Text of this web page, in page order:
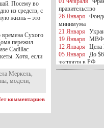
Посему во
из средств, с
жизнь – это
Сухого
пережил
Cadillac
Хотя, если
Меркель,
, модели,
комментариев
правительство
26 Января
минимума
21 Января
19 Января
МВФ
12 Января
Цена
05 Января
До
экспорта в РФ
05 Января
Киев